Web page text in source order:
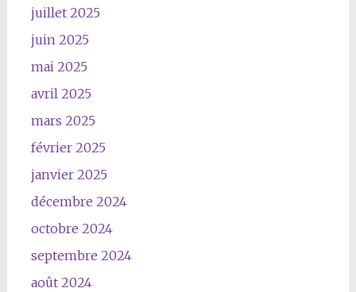
juillet 2025
juin 2025
mai 2025
avril 2025
mars 2025
février 2025
janvier 2025
décembre 2024
octobre 2024
septembre 2024
août 2024